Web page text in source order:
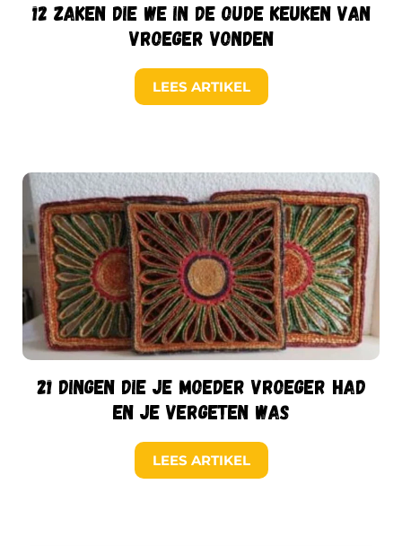
12 zaken die we in de oude keuken van
vroeger vonden
LEES ARTIKEL
21 dingen die je moeder vroeger had
en je vergeten was
LEES ARTIKEL